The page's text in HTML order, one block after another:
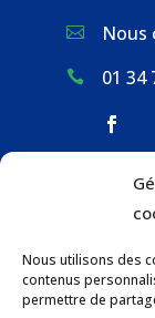
Nous utilisons des
contenus
permettre de
 Nous
 01 34